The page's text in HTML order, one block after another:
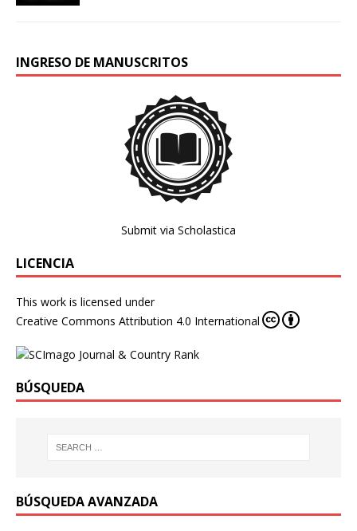
INGRESO DE MANUSCRITOS
Submit via Scholastica
LICENCIA
This work is licensed under
Creative Commons Attribution 4.0 International
BÚSQUEDA
BÚSQUEDA AVANZADA